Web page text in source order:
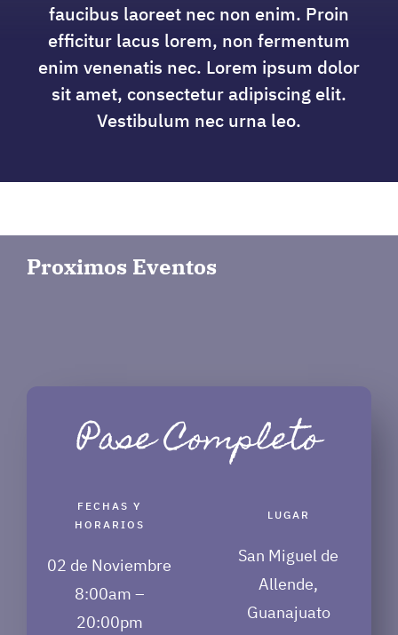
faucibus laoreet nec non enim. Proin
efficitur lacus lorem, non fermentum
enim venenatis nec. Lorem ipsum dolor
sit amet, consectetur adipiscing elit.
Vestibulum nec urna leo.
Proximos Eventos
Pase Completo
FECHAS Y
HORARIOS
02 de Noviembre
8:00am –
20:00pm
LUGAR
San Miguel de
Allende,
Guanajuato